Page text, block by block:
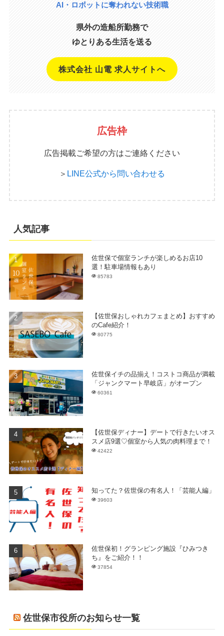
AI・ロボットに奪われない技術職
県外の造船所勤務で
ゆとりある生活を送る
株式会社 山電 求人サイトへ
広告枠
広告掲載ご希望の方はご連絡ください
＞ LINE公式から問い合わせる
人気記事
佐世保で個室ランチが楽しめるお店10
選！駐車場情報もあり
85783
【佐世保おしゃれカフェまとめ】おすすめ
のCafe紹介！
80775
佐世保イチの品揃え！コストコ商品が満載
「ジャンクマート早岐店」がオープン
60361
【佐世保ディナー】デートで行きたいオス
スメ店9選♡個室から人気の肉料理まで！
42422
知ってた？佐世保の有名人！「芸能人編」
39603
佐世保初！グランピング施設『ひみつき
ち』をご紹介！！
37854
佐世保市役所のお知らせ一覧